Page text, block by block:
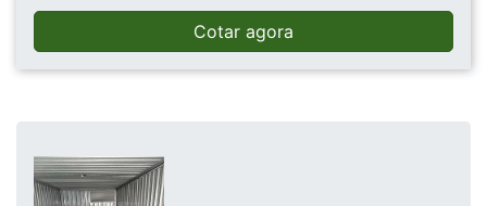
Cotar agora